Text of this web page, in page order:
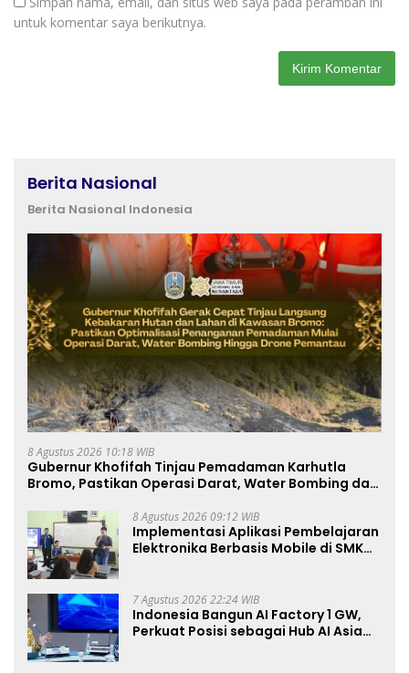
untuk komentar saya berikutnya.
Berita Nasional
Berita Nasional Indonesia
8 Agustus 2026 10:18 WIB
Gubernur Khofifah Tinjau Pemadaman Karhutla
Bromo, Pastikan Operasi Darat, Water Bombing dan
8 Agustus 2026 09:12 WIB
Implementasi Aplikasi Pembelajaran
Elektronika Berbasis Mobile di SMK
Pembelajaran
7 Agustus 2026 22:24 WIB
Indonesia Bangun AI Factory 1 GW,
Perkuat Posisi sebagai Hub AI Asia